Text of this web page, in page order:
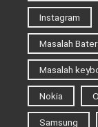
Instagram
Masalah
Masalah
Nokia
Samsung